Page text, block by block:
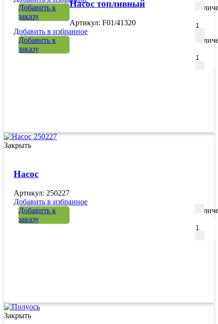
Добавить к
заказу
Насос топливный
Артикул: F01/41320
Добавить в избранное
Добавить к
заказу
Закрыть
Насос
Артикул: 250227
Добавить в избранное
Добавить к
заказу
Закрыть